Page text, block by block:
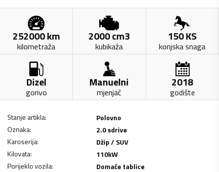
252000km
kilometraža
2000cm3
kubikaža
150KS
konjska snaga
Dizel
gorivo
Manuelni
mjenjač
2018
godište
Stanje artikla:
Polovno
Oznaka:
2.0 sdrive
Karoserija:
Džip / SUV
Kilovata: 110kW
Porijeklo vozila:
Domaće tablice